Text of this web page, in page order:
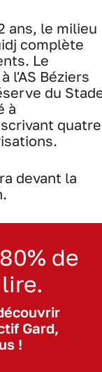
ans, le milieu
complète
Le
l'AS Béziers
du
à
quatre
devant la
de
Gard,
!